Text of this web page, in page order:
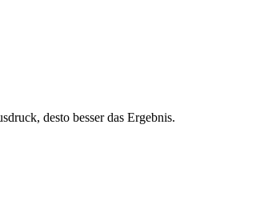
desto besser das Ergebnis.